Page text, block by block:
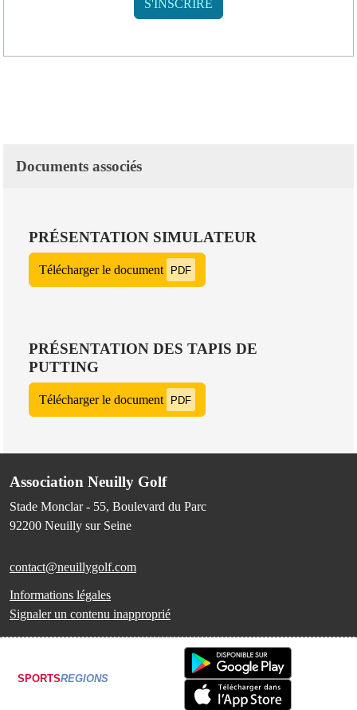
Documents associés
PRÉSENTATION SIMULATEUR
Télécharger le document PDF
PRÉSENTATION DES TAPIS DE
PUTTING
Télécharger le document PDF
Association Neuilly Golf
Stade Monclar - 55, Boulevard du Parc
92200 Neuilly sur Seine
contact@neuillygolf.com
Informations légales
Signaler un contenu inapproprié
SPORTSREGIONS